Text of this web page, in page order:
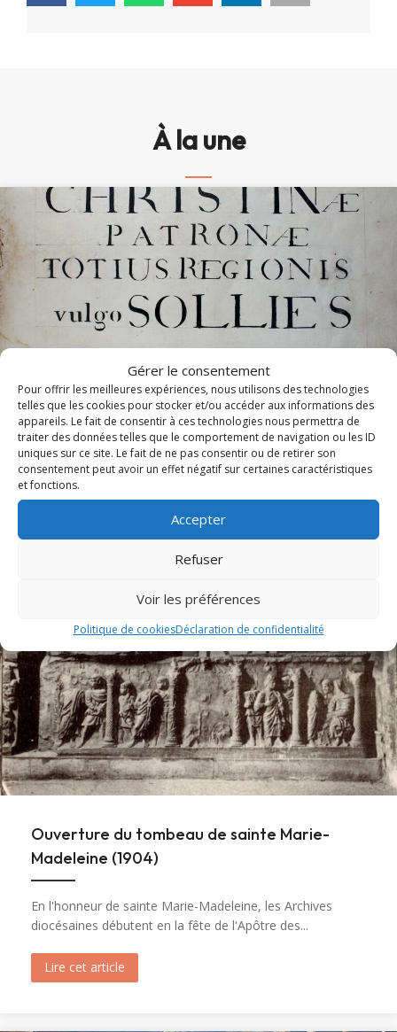
Gérer le consentement
Pour offrir les meilleures expériences, nous utilisons des technologies
telles que les cookies pour stocker et/ou accéder aux informations des
appareils. Le fait de consentir à ces technologies nous permettra de
traiter des données telles que le comportement de navigation ou les ID
uniques sur ce site. Le fait de ne pas consentir ou de retirer son
consentement peut avoir un effet négatif sur certaines caractéristiques
et fonctions.
Accepter
Refuser
Voir les préférences
Politique de cookiesDéclaration de confidentialité
À la une
Messe et Vêpres de sainte Christine (1820)
En l'honneur de sainte Christine, les Archives diocésaines
mettent en ligne l'office ancien de sainte...
about Messe et Vêpres de sainte Christine
Ouverture du tombeau de sainte Marie-
Madeleine (1904)
En l'honneur de sainte Marie-Madeleine, les Archives
diocésaines débutent en la fête de l'Apôtre des...
Lire cet article